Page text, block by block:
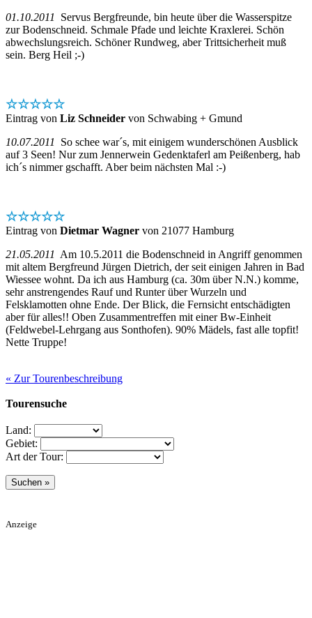
01.10.2011
Servus Bergfreunde, bin heute über die Wasserspitze
zur Bodenschneid. Schmale Pfade und leichte Kraxlerei. Schön
abwechslungsreich. Schöner Rundweg, aber Trittsicherheit muß
sein. Berg Heil ;-)
☆☆☆☆☆
Eintrag von Liz Schneider von Schwabing + Gmund
10.07.2011
So schee war´s, mit einigem wunderschönen Ausblick
auf 3 Seen! Nur zum Jennerwein Gedenktaferl am Peißenberg, hab
ich´s nimmer gschafft. Aber beim nächsten Mal :-)
☆☆☆☆☆
Eintrag von Dietmar Wagner von 21077 Hamburg
21.05.2011 Am 10.5.2011 die Bodenschneid in Angriff genommen
mit altem Bergfreund Jürgen Dietrich, der seit einigen Jahren in Bad
Wiessee wohnt. Da ich aus Hamburg (ca. 30m über N.N.) komme,
sehr anstrengendes Rauf und Runter über Wurzeln und
Felsklamotten ohne Ende. Der Blick, die Fernsicht entschädigten
aber für alles!! Oben Zusammentreffen mit einer Bw-Einheit
(Feldwebel-Lehrgang aus Sonthofen). 90% Mädels, fast alle topfit!
Nette Truppe!
« Zur Tourenbeschreibung
Tourensuche
Land:
Gebiet:
Art der Tour:
Anzeige